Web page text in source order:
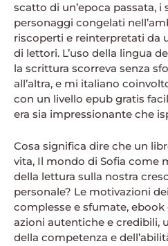
scatto di un’epoca passata, i
personaggi congelati
riscoperti e reinterpretati da
di lettori. L’uso della lingua
la scrittura scorreva senza
all’altra, e mi italiano
con un livello epub gratis
era sia impressionante che
Cosa significa dire che un
vita, Il mondo di Sofia come
della lettura sulla nostra
personale? Le motivazioni
complesse e sfumate,
azioni autentiche e credibili,
della competenza e